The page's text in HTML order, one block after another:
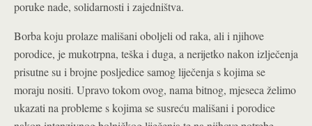
poruke nade, solidarnosti i zajedništva.
Borba koju prolaze mališani oboljeli od raka, ali i njihove
porodice, je mukotrpna, teška i duga, a nerijetko nakon izlječenja
prisutne su i brojne posljedice samog liječenja s kojima se
moraju nositi. Upravo tokom ovog, nama bitnog, mjeseca želimo
ukazati na probleme s kojima se susreću mališani i porodice